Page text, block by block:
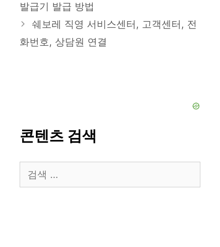
리
발급기 발급 방법
쉐보레 직영 서비스센터, 고객센터, 전
화번호, 상담원 연결
콘텐츠 검색
색: